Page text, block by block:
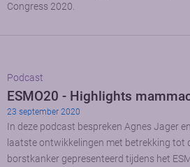
Congress 2020.
Podcast
ESMO20 - Highlights
23 september 2020
In deze podcast bespreken Agnes Jager
laatste ontwikkelingen met betrekking tot
borstkanker gepresenteerd tijdens het